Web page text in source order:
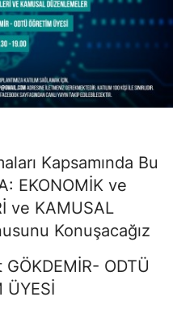
Kapsamında Bu
EKONOMİK ve
ve KAMUSAL
Konuşacağız
ODTÜ
ÜYESİ